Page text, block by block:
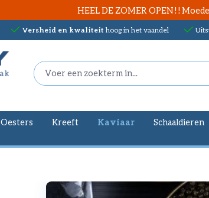
HEEL DE ZOMER OPEN ! !
Versheid en kwaliteit hoog in het vaandel
Oesters Kreeft Kaviaar Schaaldieren